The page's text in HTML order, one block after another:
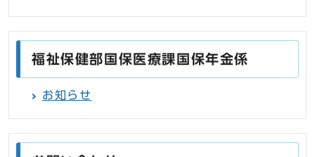
福祉保健部国保医療課国保年金係
お知らせ